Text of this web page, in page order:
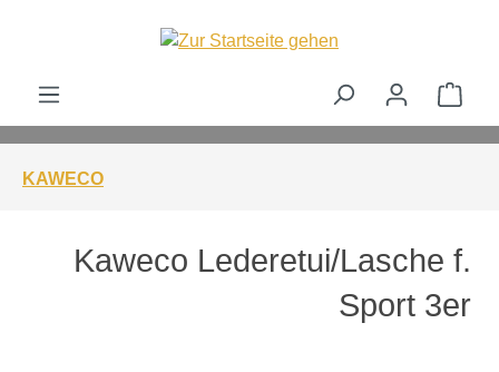
KAWECO
Kaweco Lederetui/Lasche f.
Sport 3er